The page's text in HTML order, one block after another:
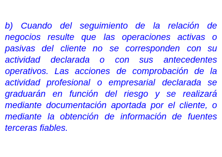
b) Cuando del seguimiento de la relación de
negocios resulte que las operaciones activas o
pasivas del cliente no se corresponden con su
actividad declarada o con sus antecedentes
operativos. Las acciones de comprobación de la
actividad profesional o empresarial declarada se
graduarán en función del riesgo y se realizará
mediante documentación aportada por el cliente, o
mediante la obtención de información de fuentes
terceras fiables.